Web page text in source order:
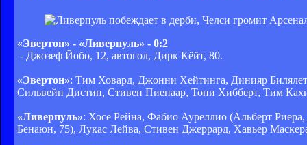
«Эвертон» - «Ливерпуль» - 0:2
- Джозеф Йобо, 12, автогол, Дирк Кёйт, 80.
«Эвертон»: Тим Ховард, Джонни Хейтинга, Динияр
Сильвейн Дистин, Стивен Пиенаар, Тони Хибберт, Тим
«Ливерпуль»: Хосе Рейна, Фабио Ауреллио (Альберт
Бенаюн, 75), Лукас Лейва, Стивен Джеррард, Хавьер